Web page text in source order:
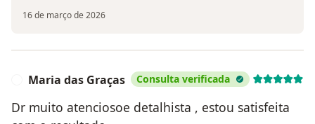
16 de março de 2026
Maria das Graças Consulta verificada
Dr muito atenciosoe detalhista , estou satisfeita